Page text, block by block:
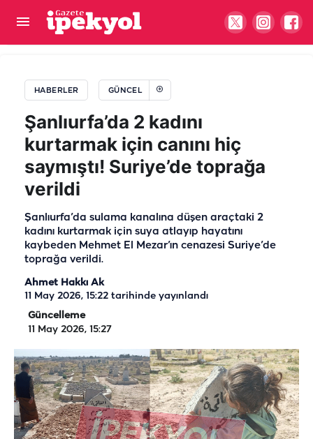
HABERLER GÜNCEL
Şanlıurfa’da 2 kadını
kurtarmak için canını hiç
saymıştı! Suriye’de toprağa
verildi
Şanlıurfa’da sulama kanalına düşen araçtaki 2
kadını kurtarmak için suya atlayıp hayatını
kaybeden Mehmet El Mezar’ın cenazesi Suriye’de
toprağa verildi.
Ahmet Hakkı Ak
11 May 2026, 15:22 tarihinde yayınlandı
Güncelleme
11 May 2026, 15:27
Şanlıurfa’da kopan elektrik hattı büyükbaş